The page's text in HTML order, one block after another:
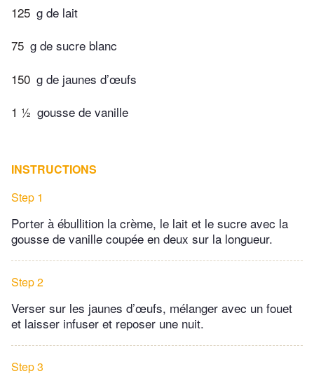
125 g de lait
75 g de sucre blanc
150 g de jaunes d’œufs
1 ½ gousse de vanille
INSTRUCTIONS
Step 1
Porter à ébullition la crème, le lait et le sucre avec la
gousse de vanille coupée en deux sur la longueur.
Step 2
Verser sur les jaunes d’œufs, mélanger avec un fouet
et laisser infuser et reposer une nuit.
Step 3